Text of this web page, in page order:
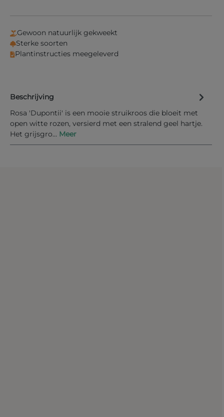
Gewoon natuurlijk gekweekt
Sterke soorten
Plantinstructies meegeleverd
Beschrijving
Rosa 'Dupontii' is een mooie struikroos die bloeit met
open witte rozen, versierd met een stralend geel hartje.
Het grijsgro… Meer